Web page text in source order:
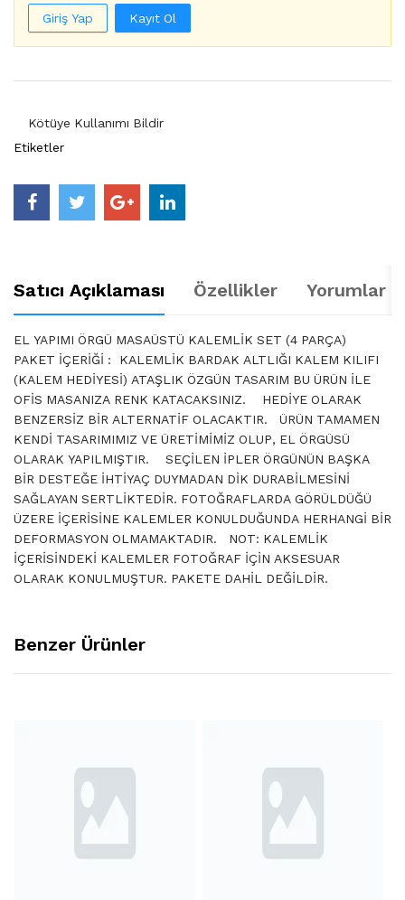
Giriş Yap Kayıt Ol
Kötüye Kullanımı Bildir
Etiketler
Satıcı Açıklaması Özellikler Yorumlar
EL YAPIMI ÖRGÜ MASAÜSTÜ KALEMLİK SET (4 PARÇA)
PAKET İÇERİĞİ : KALEMLİK BARDAK ALTLIĞI KALEM KILIFI
(KALEM HEDİYESİ) ATAŞLIK ÖZGÜN TASARIM BU ÜRÜN İLE
OFİS MASANIZA RENK KATACAKSINIZ. HEDİYE OLARAK
BENZERSİZ BİR ALTERNATİF OLACAKTIR. ÜRÜN TAMAMEN
KENDİ TASARIMIMIZ VE ÜRETİMİMİZ OLUP, EL ÖRGÜSÜ
OLARAK YAPILMIŞTIR. SEÇİLEN İPLER ÖRGÜNÜN BAŞKA
BİR DESTEĞE İHTİYAÇ DUYMADAN DİK DURABİLMESİNİ
SAĞLAYAN SERTLİKTEDİR. FOTOĞRAFLARDA GÖRÜLDÜĞÜ
ÜZERE İÇERİSİNE KALEMLER KONULDUĞUNDA HERHANGİ BİR
DEFORMASYON OLMAMAKTADIR. NOT: KALEMLİK
İÇERİSİNDEKİ KALEMLER FOTOĞRAF İÇİN AKSESUAR
OLARAK KONULMUŞTUR. PAKETE DAHİL DEĞİLDİR.
Benzer Ürünler